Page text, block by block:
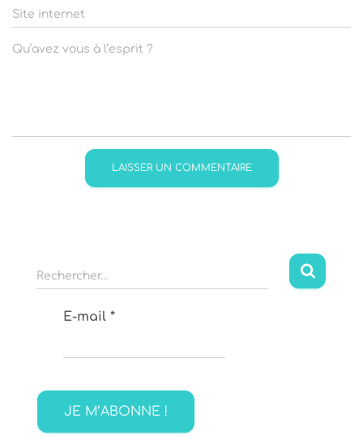
Site internet
Qu’avez vous à l’esprit ?
R
e
h
r
Rechercher…
E-mail *